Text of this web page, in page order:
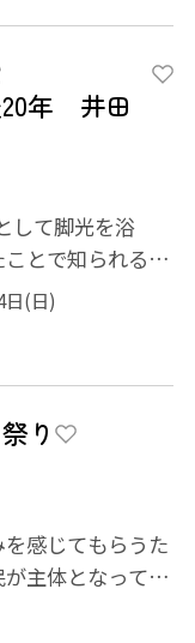
年 井田
して脚光を浴
とで知られる井
蔵の初期か...
日(日)
り
感じてもらうた
主体となって企
「産...